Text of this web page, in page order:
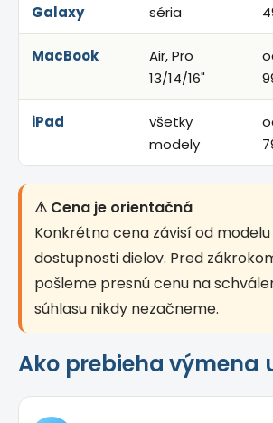
Galaxy
séria
MacBook
Air, Pro
13/14/16"
iPad
všetky
modely
⚠ Cena je orientačná
Konkrétna cena závisí od
dostupnosti dielov. Pred
pošleme presnú cenu na
súhlasu nikdy nezačneme.
Ako prebieha výmena